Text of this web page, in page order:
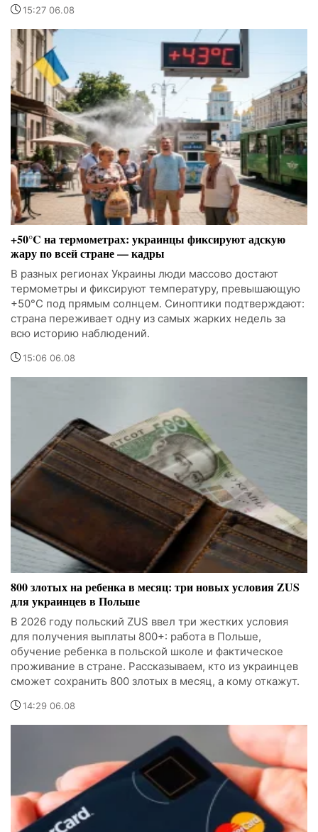
15:27 06.08
+50°C на термометрах: украинцы фиксируют адскую
жару по всей стране — кадры
В разных регионах Украины люди массово достают
термометры и фиксируют температуру, превышающую
+50°C под прямым солнцем. Синоптики подтверждают:
страна переживает одну из самых жарких недель за
всю историю наблюдений.
15:06 06.08
800 злотых на ребенка в месяц: три новых условия ZUS
для украинцев в Польше
В 2026 году польский ZUS ввел три жестких условия
для получения выплаты 800+: работа в Польше,
обучение ребенка в польской школе и фактическое
проживание в стране. Рассказываем, кто из украинцев
сможет сохранить 800 злотых в месяц, а кому откажут.
14:29 06.08